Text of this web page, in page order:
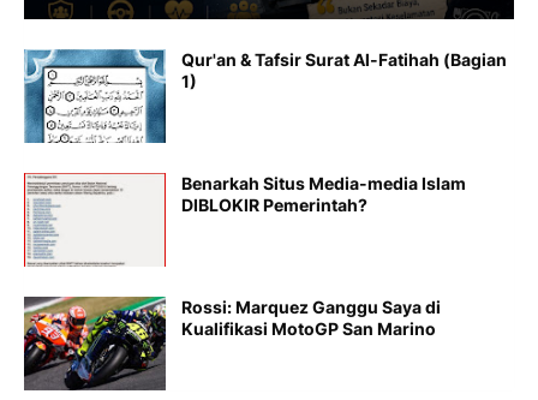
Qur'an & Tafsir Surat Al-Fatihah (Bagian
1)
Benarkah Situs Media-media Islam
DIBLOKIR Pemerintah?
Rossi: Marquez Ganggu Saya di
Kualifikasi MotoGP San Marino